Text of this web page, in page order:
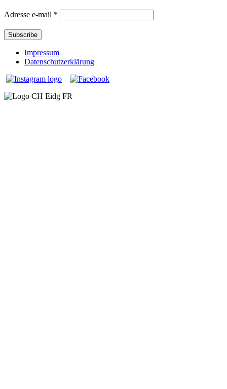
Adresse e-mail *
Impressum
Datenschutzerklärung